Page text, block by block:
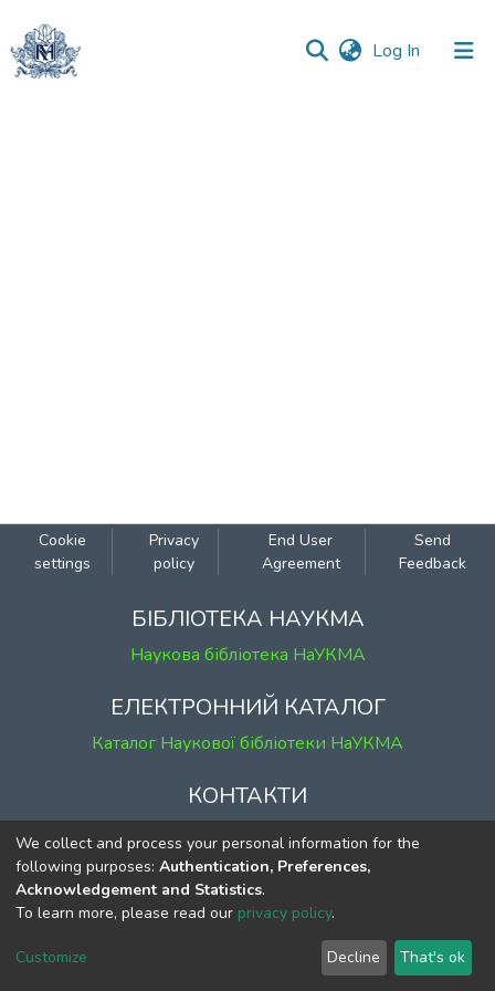
Log In (current)
Cookie
settings
Privacy
policy
End User
Agreement
Send
Feedback
БІБЛІОТЕКА НАУКМА
Наукова бібліотека НаУКМА
ЕЛЕКТРОННИЙ КАТАЛОГ
Каталог Наукової бібліотеки НаУКМА
КОНТАКТИ
м. Київ, вул. Григорія Сковороди, 2
к. 1, к. 120
тел. (044) 463-69-31
ekmair@ukma.edu.ua
We collect and process your personal information for the
following purposes: Authentication, Preferences,
Acknowledgement and Statistics.
To learn more, please read our privacy policy.
Customize Decline That's ok